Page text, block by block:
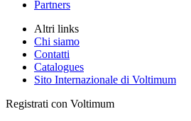
Partners
Altri links
Chi siamo
Contatti
Catalogues
Sito Internazionale di Voltimum
Registrati con Voltimum